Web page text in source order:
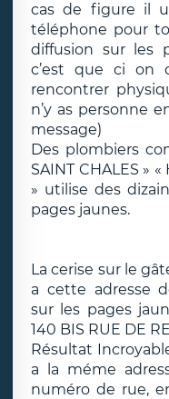
cas de figure il
téléphone pour
diffusion sur les
c’est que ci on
rencontrer
n’y as personne
message)
Des plombiers
SAINT CHALES »
» utilise des
pages jaunes.
La cerise sur le
a cette adresse
sur les pages
140 BIS RUE DE
Résultat
a la méme
numéro de rue,